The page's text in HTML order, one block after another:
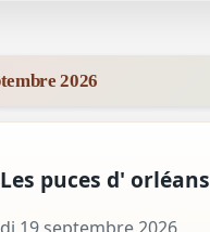
2026
puces d' orléans